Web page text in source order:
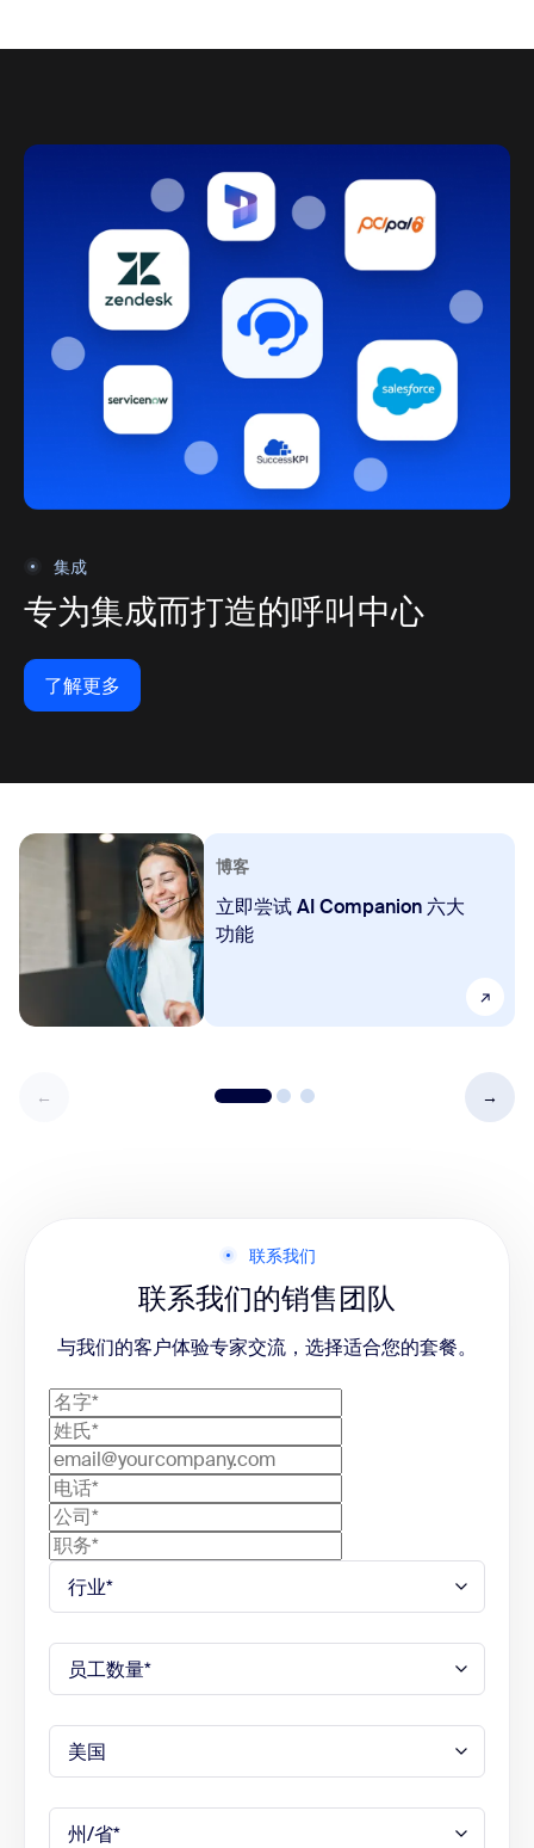
集成
专为集成而打造的呼叫中心
了解更多
了解更多
博客
立即尝试 AI Companion 六大
功能
联系我们
联系我们的销售团队
与我们的客户体验专家交流，选择适合您的套餐。